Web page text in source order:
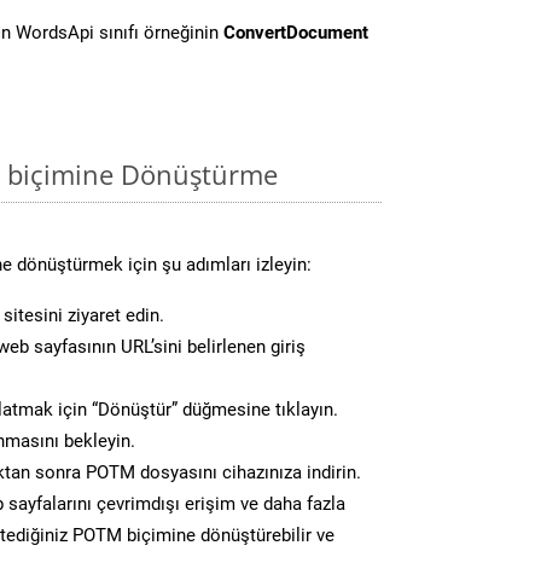
WordsApi sınıfı örneğinin ConvertDocument
biçimine Dönüştürme
dönüştürmek için şu adımları izleyin:
sitesini ziyaret edin.
sayfasının URL’sini belirlenen giriş
için “Dönüştür” düğmesine tıklayın.
bekleyin.
sonra POTM dosyasını cihazınıza indirin.
sayfalarını çevrimdışı erişim ve daha fazla
POTM biçimine dönüştürebilir ve